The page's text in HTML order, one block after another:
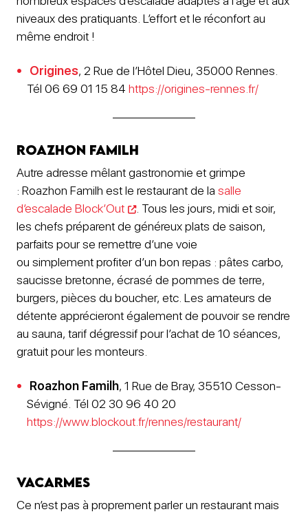
niveaux des pratiquants. L’effort et le réconfort au
même endroit !
Origines, 2 Rue de l’Hôtel Dieu, 35000 Rennes.
Tél 06 69 01 15 84 https://origines-rennes.fr/
Roazhon Familh
Autre adresse mêlant gastronomie et grimpe
: Roazhon Familh est le restaurant de la salle
d’escalade Block’Out
. Tous les jours, midi et soir,
les chefs préparent de généreux plats de saison,
parfaits pour se remettre d’une voie
ou simplement profiter d’un bon repas : pâtes carbo,
saucisse bretonne, écrasé de pommes de terre,
burgers, pièces du boucher, etc. Les amateurs de
détente apprécieront également de pouvoir se rendre
au sauna, tarif dégressif pour l’achat de 10 séances,
gratuit pour les monteurs.
Roazhon Familh, 1 Rue de Bray, 35510 Cesson-
Sévigné. Tél 02 30 96 40 20
https://www.blockout.fr/rennes/restaurant/
Vacarmes
Ce n’est pas à proprement parler un restaurant mais